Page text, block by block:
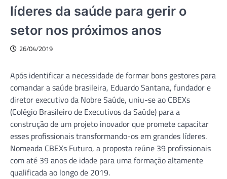
líderes da saúde para gerir o
setor nos próximos anos
26/04/2019
Após identificar a necessidade de formar bons gestores para
comandar a saúde brasileira, Eduardo Santana, fundador e
diretor executivo da Nobre Saúde, uniu-se ao CBEXs
(Colégio Brasileiro de Executivos da Saúde) para a
construção de um projeto inovador que promete capacitar
esses profissionais transformando-os em grandes líderes.
Nomeada CBEXs Futuro, a proposta reúne 39 profissionais
com até 39 anos de idade para uma formação altamente
qualificada ao longo de 2019.